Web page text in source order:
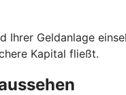
Ihrer Geldanlage
Kapital fließt.